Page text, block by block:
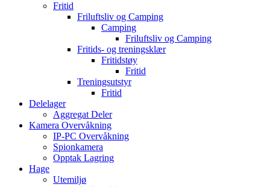
Fritid
Friluftsliv og Camping
Camping
Friluftsliv og Camping
Fritids- og treningsklær
Fritidstøy
Fritid
Treningsutstyr
Fritid
Delelager
Aggregat Deler
Kamera Overvåkning
IP-PC Overvåkning
Spionkamera
Opptak Lagring
Hage
Utemiljø